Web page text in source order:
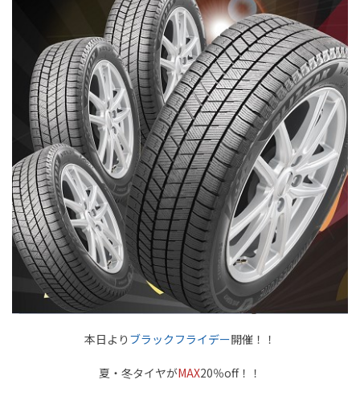
本日より ブラックフライデー開催！！
夏・冬タイヤがMAX20％off！！